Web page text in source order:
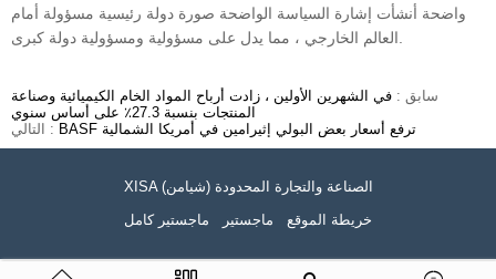
واضحة أنشأت إشارة السياسة الواضحة صورة دولة رئيسية مسؤولة أمام
العالم الخارجي ، مما يدل على مسؤولية ومسؤولية دولة كبرى.
سابق : في الشهرين الأولين ، زادت أرباح المواد الخام الكيميائية وصناعة
المنتجات بنسبة 27.3٪ على أساس سنوي
التالي :
BASF ترفع أسعار بعض البولي إثيرامين في أمريكا الشمالية
XISA (شيامن) الصناعة والتجارة المحدودة
خريطة الموقع
ماجستير ماجستير كامل